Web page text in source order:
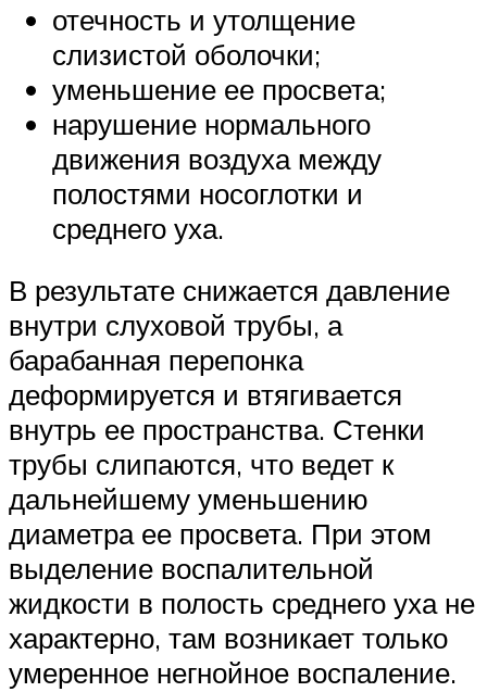
отечность и утолщение
слизистой оболочки;
уменьшение ее просвета;
нарушение нормального
движения воздуха между
полостями носоглотки и
среднего уха.
В результате снижается давление
внутри слуховой трубы, а
барабанная перепонка
деформируется и втягивается
внутрь ее пространства. Стенки
трубы слипаются, что ведет к
дальнейшему уменьшению
диаметра ее просвета. При этом
выделение воспалительной
жидкости в полость среднего уха не
характерно, там возникает только
умеренное негнойное воспаление.